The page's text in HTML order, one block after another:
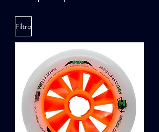
Filtro